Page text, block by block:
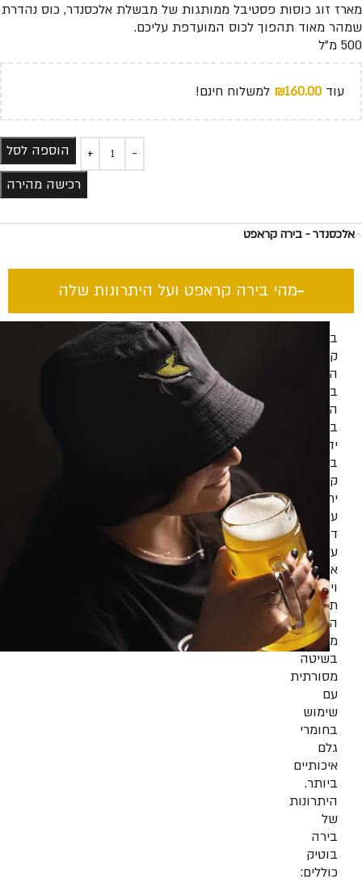
מארז זוג כוסות פסטיבל ממותגות של מבשלת אלכסנדר, כוס נהדרת
שמהר מאוד תהפוך לכוס המועדפת עליכם.
500 מ”ל
עוד ₪160.00 למשלוח חינם!
הוספה לסל
רכישה מהירה
אלכסנדר - בירה קראפט
מהי בירה קראפט ועל היתרונות שלה​
בירה
קראפט
היא
בירה
המיוצרת
בעבודת
יד
בכמויות
קטנות
יחסית,
עם
דגש
על
איכות
וייחודיות.
תהליך
הייצור
מתבצע
בשיטה
מסורתית
עם
שימוש
בחומרי
גלם
איכותיים
ביותר.
היתרונות
של
בירה
בוטיק
כוללים: